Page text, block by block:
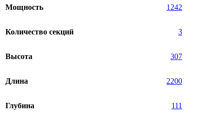
Мощность
1242
Количество секций 3
Высота 307
Длина 2200
Глубина 111